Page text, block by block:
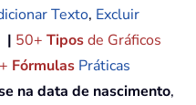
Texto, Excluir
| 50+ Tiposde Gráficos
Fórmulas Práticas
na data de nascimento,